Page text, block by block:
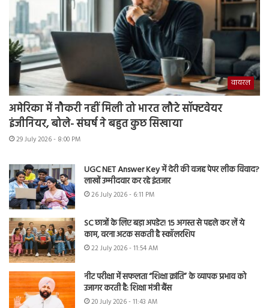
वायरल
अमेरिका में नौकरी नहीं मिली तो भारत लौटे सॉफ्टवेयर
इंजीनियर, बोले- संघर्ष ने बहुत कुछ सिखाया
29 July 2026 - 8:00 PM
UGC NET Answer Key में देरी की वजह पेपर लीक विवाद?
लाखों उम्मीदवार कर रहे इंतजार
26 July 2026 - 6:11 PM
SC छात्रों के लिए बड़ा अपडेट! 15 अगस्त से पहले कर लें ये
काम, वरना अटक सकती है स्कॉलरशिप
22 July 2026 - 11:54 AM
नीट परीक्षा में सफलता “शिक्षा क्रांति” के व्यापक प्रभाव को
उजागर करती है: शिक्षा मंत्री बैंस
20 July 2026 - 11:43 AM